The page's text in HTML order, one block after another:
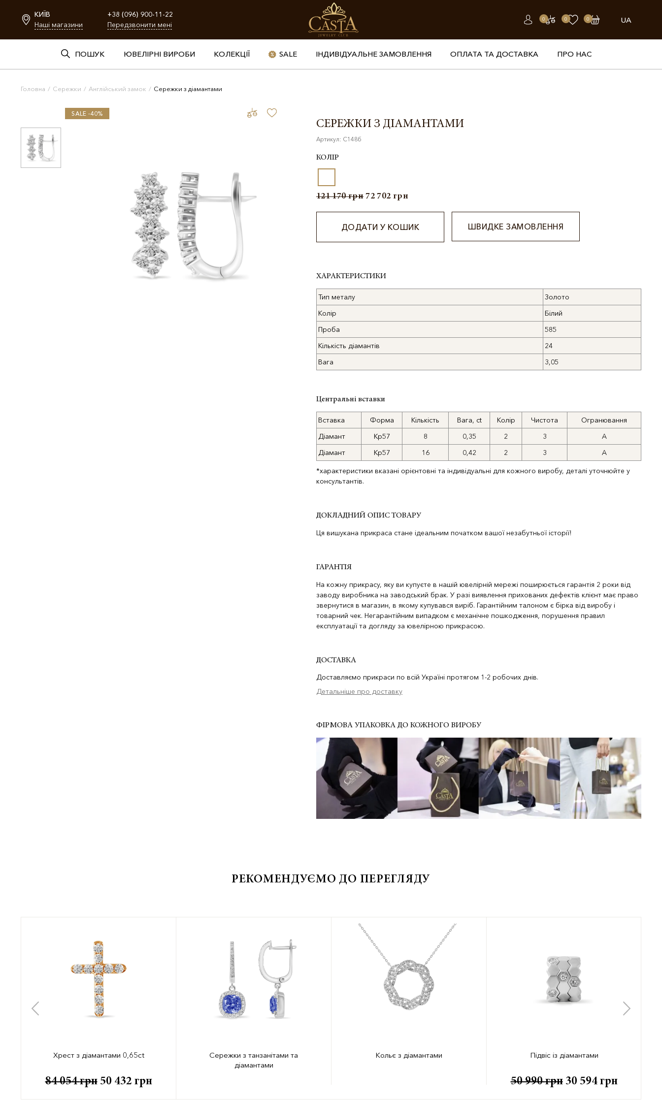
КИЇВ
Наші магазини
+38 (096) 900-11-22
Передзвонити мені
0 0 0 UA
ПОШУК ЮВЕЛІРНІ ВИРОБИ КОЛЕКЦІЇ SALE ІНДИВІДУАЛЬНЕ ЗАМОВЛЕННЯ ОПЛАТА ТА ДОСТАВКА ПРО НАС
Головна / Сережки / Англійський замок / Сережки з діамантами
SALE -40%
СЕРЕЖКИ З ДІАМАНТАМИ
Артикул: С148б
КОЛІР
121 170грн 72 702 грн
ДОДАТИ У КОШИК ШВИДКЕ ЗАМОВЛЕННЯ
ХАРАКТЕРИСТИКИ
Тип металу
Золото
Колір
Білий
Проба
585
Кількість діамантів
24
Вага
3,05
Центральні вставки
Вставка Форма Кількість Вага, ct Колір Чистота
Огранювання
Діамант
Кр57 8 0,35 2 3
A
Діамант
Кр57 16 0,42 2 3 A
*характеристики вказані орієнтовні та індивідуальні для кожного виробу, деталі уточнюйте у
консультантів.
ДОКЛАДНИЙ ОПИС ТОВАРУ
Ця вишукана прикраса стане ідеальним початком вашої незабутньої історії!
ГАРАНТІЯ
На кожну прикрасу, яку ви купуєте в нашій ювелірній мережі поширюється гарантія 2 роки від
заводу виробника на заводський брак. У разі виявлення прихованих дефектів клієнт має право
звернутися в магазин, в якому купувався виріб. Гарантійним талоном є бірка від виробу і
товарний чек. Негарантійним випадком є механічне пошкодження, порушення правил
експлуатації та догляду за ювелірною прикрасою.
ДОСТАВКА
Доставляємо прикраси по всій Україні протягом 1-2 робочих днів.
Детальніше про доставку
ФІРМОВА УПАКОВКА ДО КОЖНОГО ВИРОБУ
РЕКОМЕНДУЄМО ДО ПЕРЕГЛЯДУ
Хрест з діамантами 0,65ct
84 054грн 50 432 грн
Сережки з танзанітами та
діамантами
Кольє з діамантами Підвіс із діамантами
50 990грн 30 594 грн